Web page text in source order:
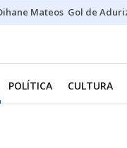
Mateos Gol de
POLÍTICA CULTURA